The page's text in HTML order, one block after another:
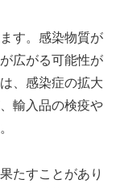
す。感染物質が
広がる可能性が
、感染症の拡大
輸入品の検疫や
たすことがあり